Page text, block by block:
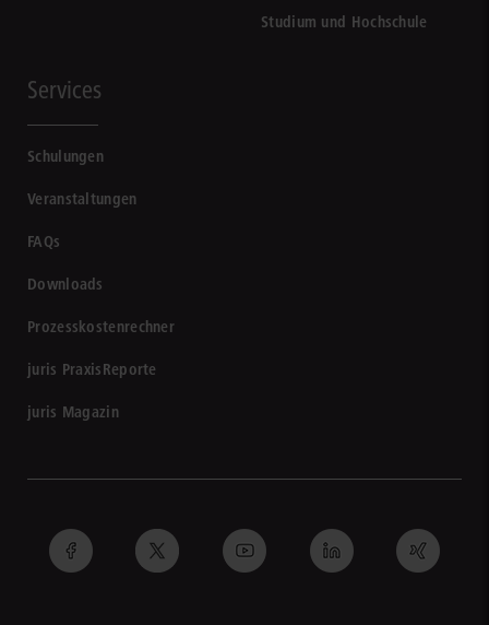
Studium und Hochschule
Services
Schulungen
Veranstaltungen
FAQs
Downloads
Prozesskostenrechner
juris PraxisReporte
juris Magazin